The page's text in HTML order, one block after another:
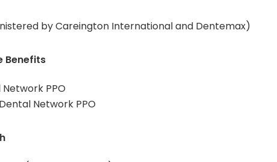
by Careington International and Dentemax)
Benefits
PPO
Network PPO